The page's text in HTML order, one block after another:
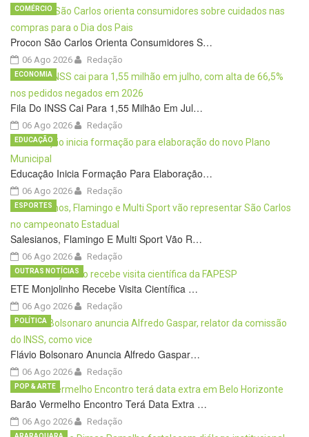
Procon São Carlos Orienta Consumidores S…
06 Ago 2026
COMÉRCIO
Redação
Fila Do INSS Cai Para 1,55 Milhão Em Jul…
06 Ago 2026
ECONOMIA
Redação
Educação Inicia Formação Para Elaboração…
06 Ago 2026
EDUCAÇÃO
Redação
Salesianos, Flamingo E Multi Sport Vão R…
06 Ago 2026
ESPORTES
Redação
ETE Monjolinho Recebe Visita Científica …
06 Ago 2026
OUTRAS NOTÍCIAS
Redação
Flávio Bolsonaro Anuncia Alfredo Gaspar…
06 Ago 2026
POLÍTICA
Redação
Barão Vermelho Encontro Terá Data Extra …
06 Ago 2026
POP & ARTE
Redação